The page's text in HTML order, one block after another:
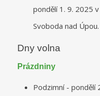
pondělí 1. 9. 2025
Svoboda nad Úpou.
Dny volna
Prázdniny
Podzimní - pondělí